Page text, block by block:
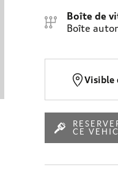
Boîte de
Boîte
Visible
CE